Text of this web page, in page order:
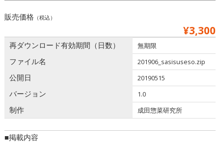
販売価格 （税込）
¥3,300
再ダウンロード有効期間（日数） 無期限
ファイル名 201906_sasisuseso.zip
公開日 20190515
バージョン 1.0
制作 成田惣菜研究所
■掲載内容